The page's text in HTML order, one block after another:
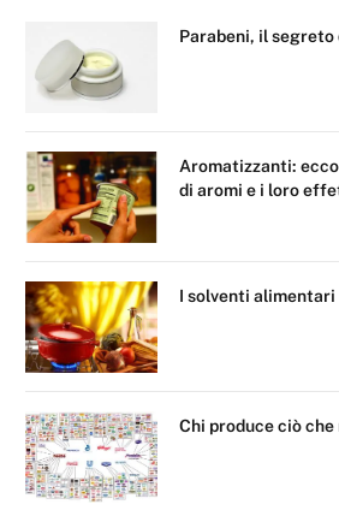
Parabeni, il segreto
Aromatizzanti:
di aromi e i loro
I solventi alimentari
Chi produce ciò che